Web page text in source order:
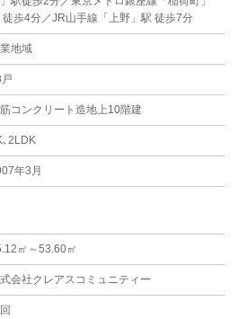
徒歩4分／JR山手線「上野」駅 徒歩7分
地域
コンクリート造地上10階建
､2LDK
年3月
㎡～53.60㎡
会社クレアスコミュニティー